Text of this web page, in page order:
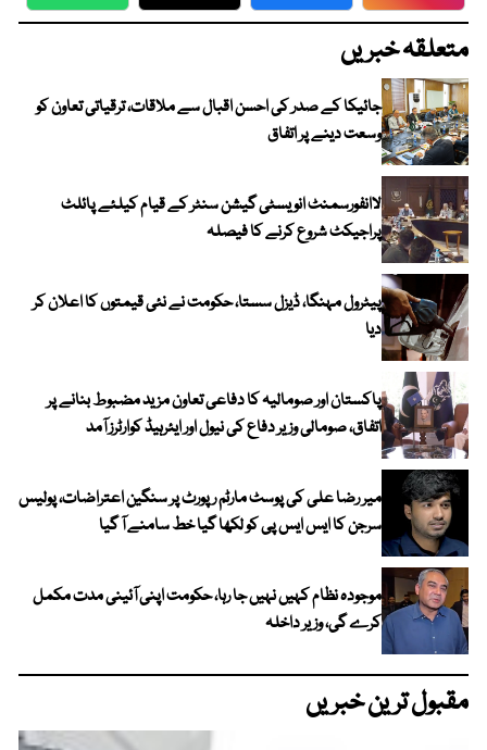
متعلقہ خبریں
جائیکا کے صدر کی احسن اقبال سے ملاقات، ترقیاتی تعاون کو
وسعت دینے پر اتفاق
لاانفورسمنٹ انویسٹی گیشن سنٹر کے قیام کیلئے پائلٹ
پراجیکٹ شروع کرنے کا فیصلہ
پیٹرول مہنگا، ڈیزل سستا، حکومت نے نئی قیمتوں کا اعلان کر
دیا
پاکستان اور صومالیہ کا دفاعی تعاون مزید مضبوط بنانے پر
اتفاق، صومالی وزیر دفاع کی نیول اور ایئرہیڈ کوارٹرز آمد
میر رضا علی کی پوسٹ مارٹم رپورٹ پر سنگین اعتراضات، پولیس
سرجن کا ایس ایس پی کو لکھا گیا خط سامنے آ گیا
موجودہ نظام کہیں نہیں جا رہا، حکومت اپنی آئینی مدت مکمل
کرے گی، وزیر داخلہ
مقبول ترین خبریں